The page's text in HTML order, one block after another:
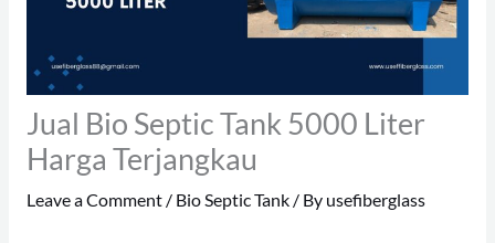
Jual Bio Septic Tank 5000 Liter
Harga Terjangkau
Leave a Comment / Bio Septic Tank/ By usefiberglass